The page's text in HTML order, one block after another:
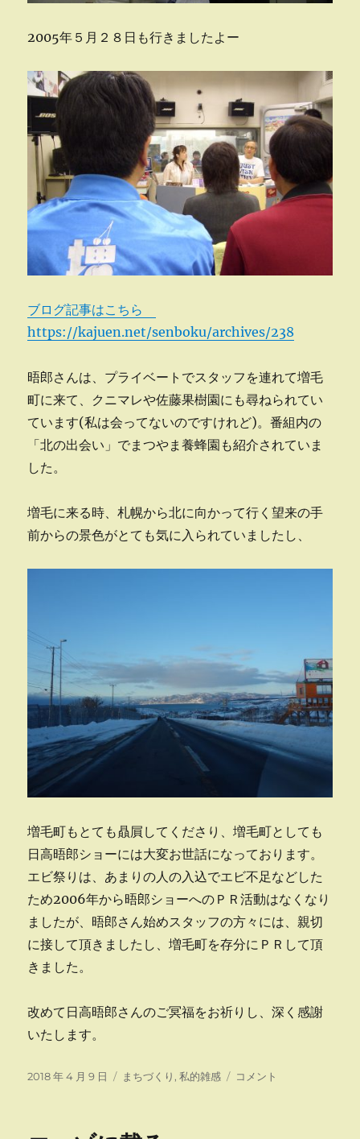
2005年５月２８日も行きましたよー
ブログ記事はこちら
https://kajuen.net/senboku/archives/238
晤郎さんは、プライベートでスタッフを連れて増毛
町に来て、クニマレや佐藤果樹園にも尋ねられてい
ています(私は会ってないのですけれど)。番組内の
「北の出会い」でまつやま養蜂園も紹介されていま
した。
増毛に来る時、札幌から北に向かって行く望来の手
前からの景色がとても気に入られていましたし、
増毛町もとても贔屓してくださり、増毛町としても
日高晤郎ショーには大変お世話になっております。
エビ祭りは、あまりの人の入込でエビ不足などした
ため2006年から晤郎ショーへのＰＲ活動はなくなり
ましたが、晤郎さん始めスタッフの方々には、親切
に接して頂きましたし、増毛町を存分にＰＲして頂
きました。
改めて日高晤郎さんのご冥福をお祈りし、深く感謝
いたします。
投
2018 年 4 月 9 日
カ
まちづくり,私的雑感
日
コメント